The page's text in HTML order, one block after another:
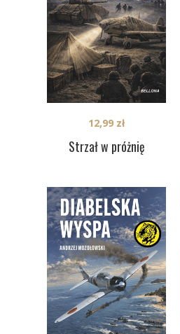
Strzał w próżnię
12,99 zł